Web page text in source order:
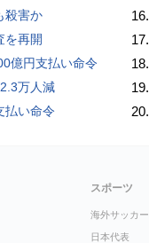
殺害か
を再開
億円支払い命令
万人減
払い命令
16.
17.
18.
19.
20.
スポーツ
海外サッカー
日本代表